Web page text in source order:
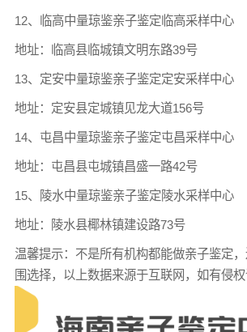
12、临高中量琼鉴亲子鉴定临高采样中心
地址：临高县临城镇文明东路39号
13、定安中量琼鉴亲子鉴定定安采样中心
地址：定安县定城镇见龙大道156号
14、屯昌中量琼鉴亲子鉴定屯昌采样中心
地址：屯昌县屯城镇昌盛一路42号
15、陵水中量琼鉴亲子鉴定陵水采样中心
地址：陵水县椰林镇建设路73号
温馨提示：不是所有机构都能做亲子鉴定
围选择，以上数据来源于互联网，如有侵权